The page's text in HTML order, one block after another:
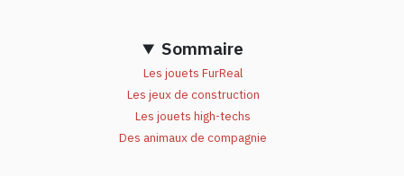
Sommaire
Les jouets FurReal
Les jeux de construction
Les jouets high-techs
Des animaux de compagnie